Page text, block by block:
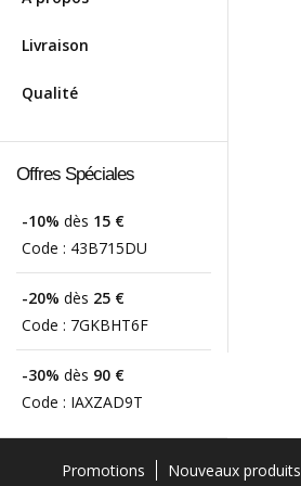
Livraison
Qualité
Offres Spéciales
-10% dès 15 €
Code : 43B715DU
-20% dès 25 €
Code : 7GKBHT6F
-30% dès 90 €
Code : IAXZAD9T
Promotions Nouveaux produits